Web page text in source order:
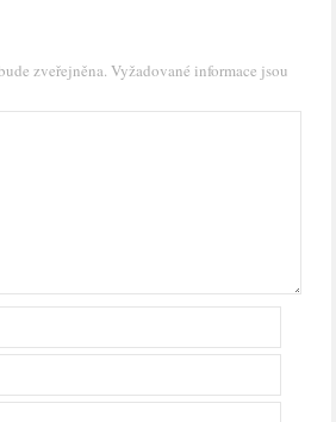
zveřejněna. Vyžadované informace jsou